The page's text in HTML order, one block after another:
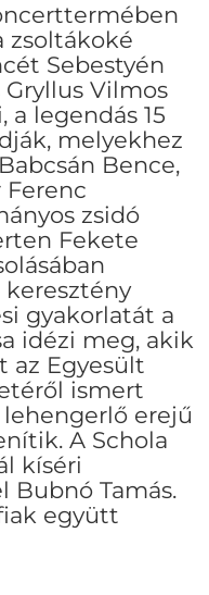
zsoltákoké
Sebestyén
Gryllus Vilmos
legendás 15
melyekhez
Bence,
Ferenc
zsidó
Fekete
gyakorlatát a
idézi meg, akik
az Egyesült
ismert
erejű
A Schola
kíséri
Bubnó Tamás.
együtt